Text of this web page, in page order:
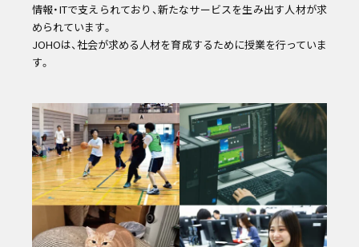
情報・ITで支えられており、新たなサービスを生み出す人材が求
められています。
JOHOは、社会が求める人材を育成するために授業を行っていま
す。